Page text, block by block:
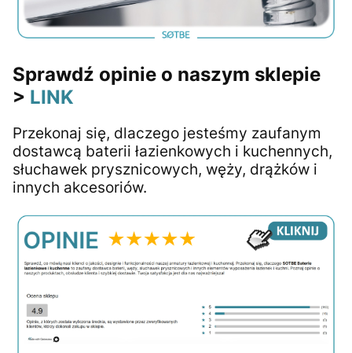
Sprawdź opinie o naszym sklepie
> LINK
Przekonaj się, dlaczego jesteśmy zaufanym
dostawcą baterii łazienkowych i kuchennych,
słuchawek prysznicowych, węży, drążków i
innych akcesoriów.